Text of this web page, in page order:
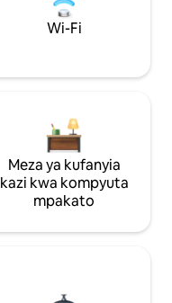
Wi-Fi
Meza ya kufanyia
kazi kwa kompyuta
mpakato